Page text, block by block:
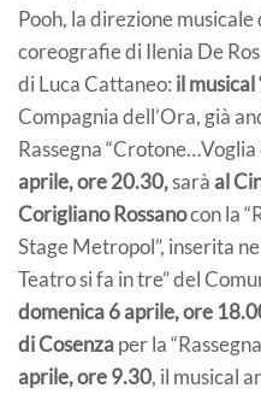
Pooh, la direzione
coreografie di Ilenia De
di Luca Cattaneo: il musical
Compagnia dell’Ora, già
Rassegna “Crotone…Voglia
aprile, ore 20.30,saràal
Corigliano Rossanocon la
Stage Metropol”, inserita
Teatro si fa in tre” del
domenica 6 aprile, ore
di Cosenzaper la
aprile, ore 9.30, il musical